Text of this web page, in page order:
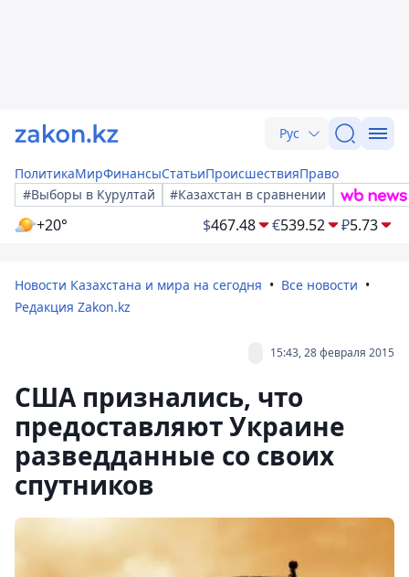
Рус
ПолитикаМирФинансыСтатьиПроисшествияПраво
#Выборы в Курултай
#Казахстан в сравнении
+20° $467.48 €539.52 ₽5.73
Новости Казахстана и мира на сегодня
Все новости
Редакция Zakon.kz
15:43, 28 февраля 2015
США признались, что
предоставляют Украине
разведданные со своих
спутников